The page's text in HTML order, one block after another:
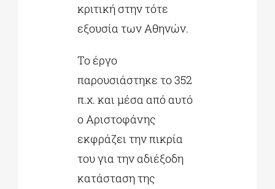
κριτική στην τότε
εξουσία των Αθηνών.
Το έργο
παρουσιάστηκε το 352
π.χ. και μέσα από αυτό
ο Αριστοφάνης
εκφράζει την πικρία
του για την αδιέξοδη
κατάσταση της